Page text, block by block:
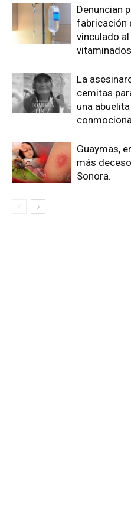
Denuncian
fabricación
vinculado
vitaminados
La
cemitas
una
Guaymas,
más
Sonora.